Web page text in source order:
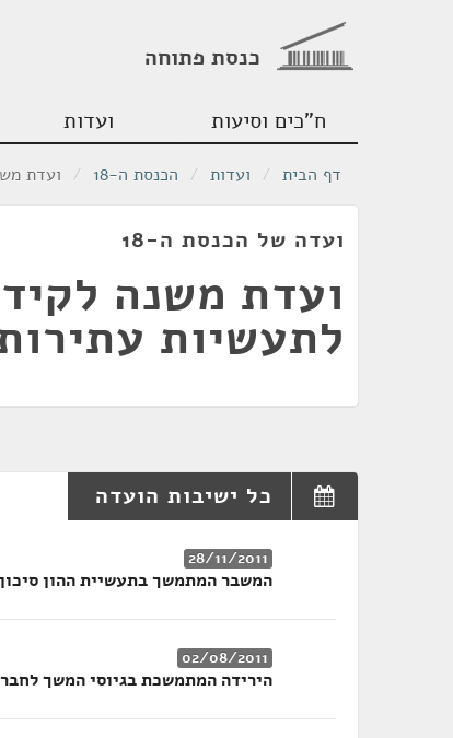
כנסת פתוחה
ח"כים וסיעות ועדות
דף הבית / ועדות / הכנסת ה-18 / ועדת
ועדה של הכנסת ה-18
ועדת משנה
לתעשיות
כל ישיבות הועדה
28/11/2011
המשבר המתמשך בתעשיית ההון
02/08/2011
הירידה המתמשכת בגיוסי המשך